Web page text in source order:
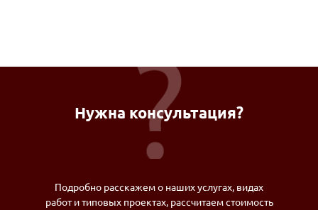
Нужна консультация?
Подробно расскажем о наших услугах, видах
работ и типовых проектах, рассчитаем стоимость